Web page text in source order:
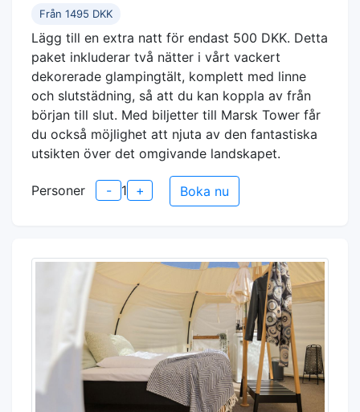
Från 1495 DKK
Lägg till en extra natt för endast 500 DKK. Detta
paket inkluderar två nätter i vårt vackert
dekorerade glampingtält, komplett med linne
och slutstädning, så att du kan koppla av från
början till slut. Med biljetter till Marsk Tower får
du också möjlighet att njuta av den fantastiska
utsikten över det omgivande landskapet.
Personer - 1 + Boka nu